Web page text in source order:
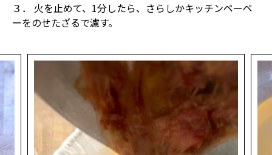
３． 火を止めて、1分したら、さらしかキッチンペーペ
ーをのせたざるで濾す。